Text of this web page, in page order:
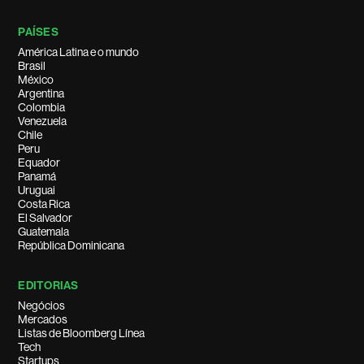
PAÍSES
América Latina e o mundo
Brasil
México
Argentina
Colombia
Venezuela
Chile
Peru
Equador
Panamá
Uruguai
Costa Rica
El Salvador
Guatemala
República Dominicana
EDITORIAS
Negócios
Mercados
Listas de Bloomberg Línea
Tech
Startups